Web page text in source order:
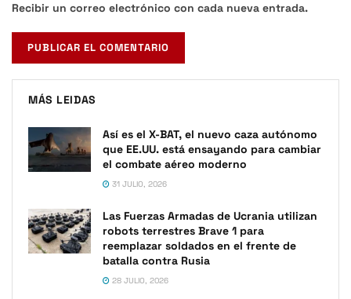
Recibir un correo electrónico con cada nueva entrada.
MÁS LEIDAS
Así es el X-BAT, el nuevo caza autónomo
que EE.UU. está ensayando para cambiar
el combate aéreo moderno
31 JULIO, 2026
Las Fuerzas Armadas de Ucrania utilizan
robots terrestres Brave 1 para
reemplazar soldados en el frente de
batalla contra Rusia
28 JULIO, 2026